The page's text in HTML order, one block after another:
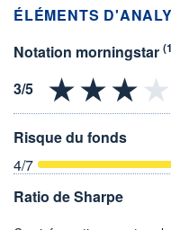
ÉLÉMENTS
Notation morningstar
Risque du fonds
4/7
Ratio de Sharpe